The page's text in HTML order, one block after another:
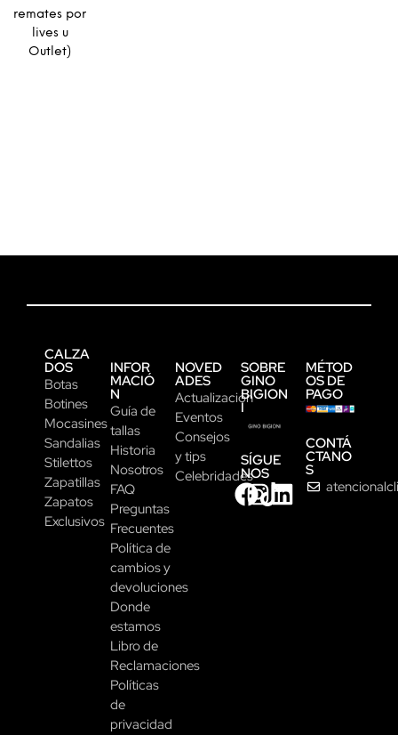
remates por
lives u
Outlet)
CALZA
DOS
Botas
Botines
Mocasines
Sandalias
Stilettos
Zapatillas
Zapatos
Exclusivos
INFOR
MACIÓ
N
Guía de
tallas
Historia
Nosotros
FAQ
Preguntas
Frecuentes
Política de
cambios y
devoluciones
Donde
estamos
Libro de
Reclamaciones
Políticas
de
privacidad
NOVED
ADES
Actualización
Eventos
Consejos
y tips
Celebridades
SOBRE
GINO
BIGION
I
SÍGUE
NOS
MÉTOD
OS DE
PAGO
CONTÁ
CTANO
S